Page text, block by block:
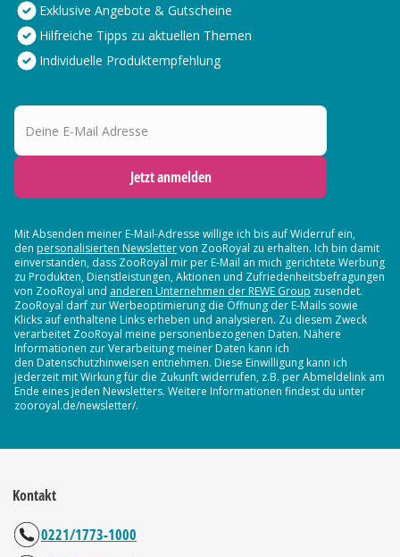
Exklusive Angebote & Gutscheine
Hilfreiche Tipps zu aktuellen Themen
Individuelle Produktempfehlung
Deine E-Mail Adresse
Jetzt anmelden
Mit Absenden meiner E-Mail-Adresse willige ich bis auf Widerruf ein,
den personalisierten Newslettervon ZooRoyal zu erhalten. Ich bin damit
einverstanden, dass ZooRoyal mir per E-Mail an mich gerichtete Werbung
zu Produkten, Dienstleistungen, Aktionen und Zufriedenheitsbefragungen
von ZooRoyal und anderen Unternehmen der REWE Group zusendet.
ZooRoyal darf zur Werbeoptimierung die Öffnung der E-Mails sowie
Klicks auf enthaltene Links erheben und analysieren. Zu diesem Zweck
verarbeitet ZooRoyal meine personenbezogenen Daten. Nähere
Informationen zur Verarbeitung meiner Daten kann ich
den Datenschutzhinweisen entnehmen. Diese Einwilligung kann ich
jederzeit mit Wirkung für die Zukunft widerrufen, z.B. per Abmeldelink am
Ende eines jeden Newsletters. Weitere Informationen findest du unter
zooroyal.de/newsletter/.
Kontakt
0221/1773-1000